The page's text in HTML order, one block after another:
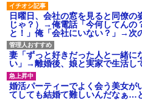
日曜日、会社の窓を見ると同僚
じゃ？）→俺電話「今何してんの
と！」俺「会社にいない？」→次
妻「ずっと好きだった人と一緒に
い」→離婚後、娘と実家で生活し
婚活パーティーでよく会う美女が
てしても結婚て難しいんだなぁ…